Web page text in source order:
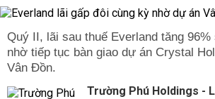
Quý II, lãi sau thuế Everland tăng
nhờ tiếp tục bàn giao dự án Crystal
Vân Đồn.
Trường Phú Holdings -